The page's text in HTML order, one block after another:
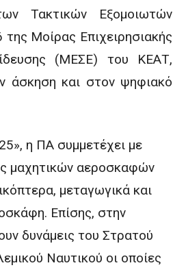
Τακτικών Εξομοιωτών
Μοίρας Επιχειρησιακής
(ΜΕΣΕ) του ΚΕΑΤ,
άσκηση και στον ψηφιακό
η ΠΑ συμμετέχει με
μαχητικών αεροσκαφών
μεταγωγικά και
Επίσης, στην
δυνάμεις του Στρατού
Ναυτικού οι οποίες